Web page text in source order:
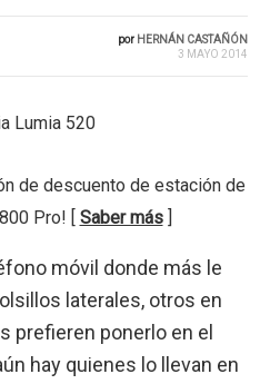
por HERNÁN CASTAÑÓN
3 MAYO 2014
de descuento de estación de
Pro! [ Saber más]
móvil donde más le
laterales, otros en
prefieren ponerlo en el
hay quienes lo llevan en